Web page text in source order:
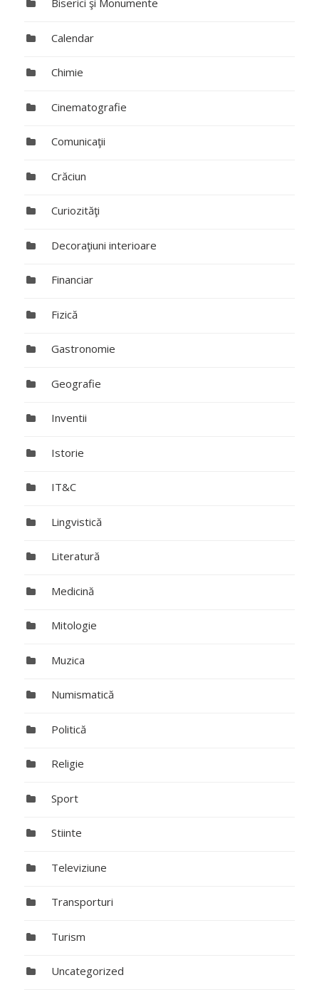
Biserici şi Monumente
Calendar
Chimie
Cinematografie
Comunicaţii
Crăciun
Curiozităţi
Decoraţiuni interioare
Financiar
Fizică
Gastronomie
Geografie
Inventii
Istorie
IT&C
Lingvistică
Literatură
Medicină
Mitologie
Muzica
Numismatică
Politică
Religie
Sport
Stiinte
Televiziune
Transporturi
Turism
Uncategorized